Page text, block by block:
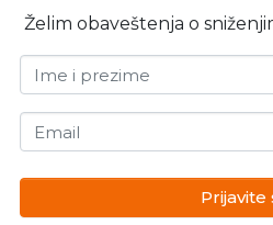
Želim obaveštenja o
Ime i prezime
Email
Prijavite